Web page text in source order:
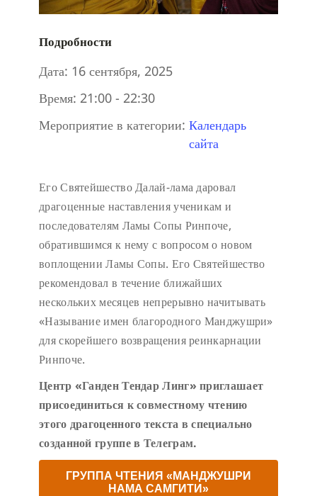
Подробности
Дата: 16 сентября, 2025
Время: 21:00 - 22:30
Мероприятие в категории: Календарь
сайта
Его Святейшество Далай-лама даровал
драгоценные наставления ученикам и
последователям Ламы Сопы Ринпоче,
обратившимся к нему с вопросом о новом
воплощении Ламы Сопы. Его Святейшество
рекомендовал в течение ближайших
нескольких месяцев непрерывно начитывать
«Называние имен благородного Манджушри»
для скорейшего возвращения реинкарнации
Ринпоче.
Центр «Ганден Тендар Линг» приглашает
присоединиться к совместному чтению
этого драгоценного текста в специально
созданной группе в Телеграм.
ГРУППА ЧТЕНИЯ «МАНДЖУШРИ
НАМА САМГИТИ»